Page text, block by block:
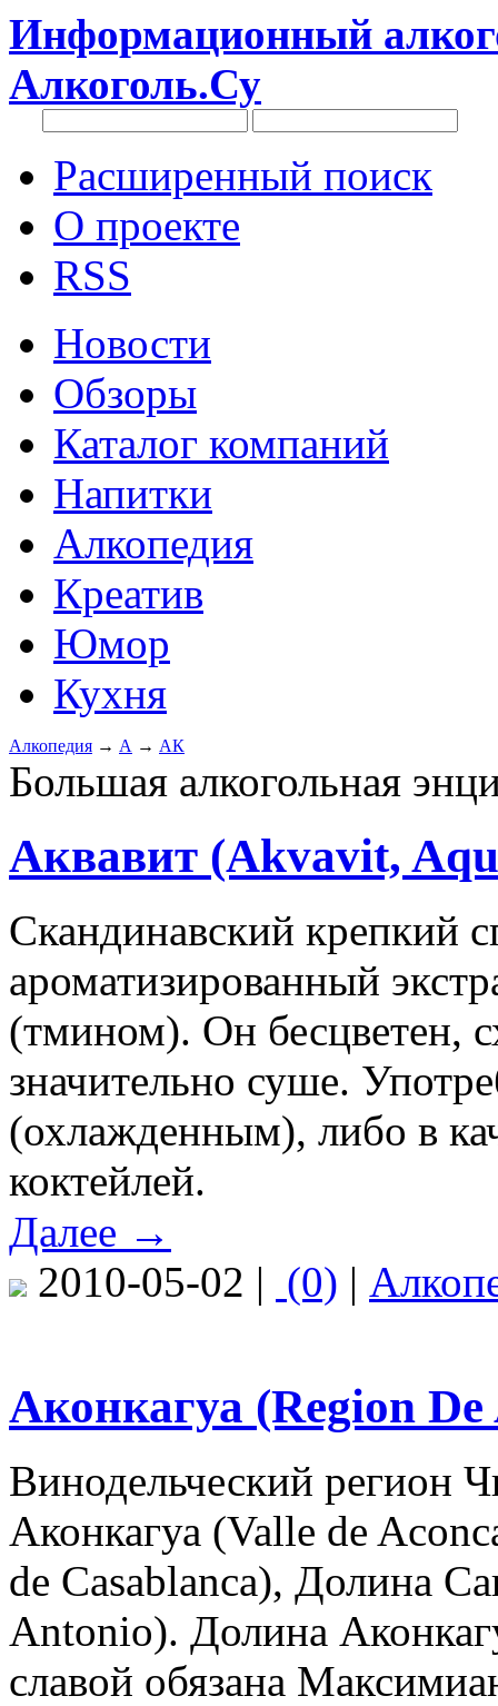
Информационный
Алкоголь.Су
Расширенный поиск
О проекте
RSS
Новости
Обзоры
Каталог компаний
Напитки
Алкопедия
Креатив
Юмор
Кухня
Алкопедия → А → АК
Большая алкогольная
Аквавит (Akvavit,
Скандинавский крепкий
ароматизированный
(тмином). Он бесцветен,
значительно суше.
(охлажденным), либо в
коктейлей.
Далее →
2010-05-02 | (0) |
Аконкагуа (Region De
Винодельческий регион
Аконкагуа (Valle de
de Casablanca), Долина
Antonio). Долина
славой обязана